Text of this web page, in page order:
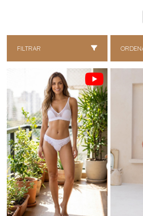
FILTRAR